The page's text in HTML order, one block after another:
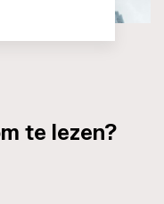
te lezen?